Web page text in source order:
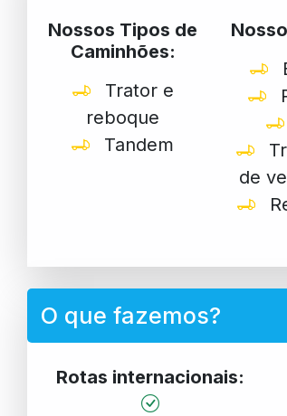
Nossos Tipos de
Caminhões:
Trator e
reboque
Tandem
de
O que fazemos?
Rotas internacionais: